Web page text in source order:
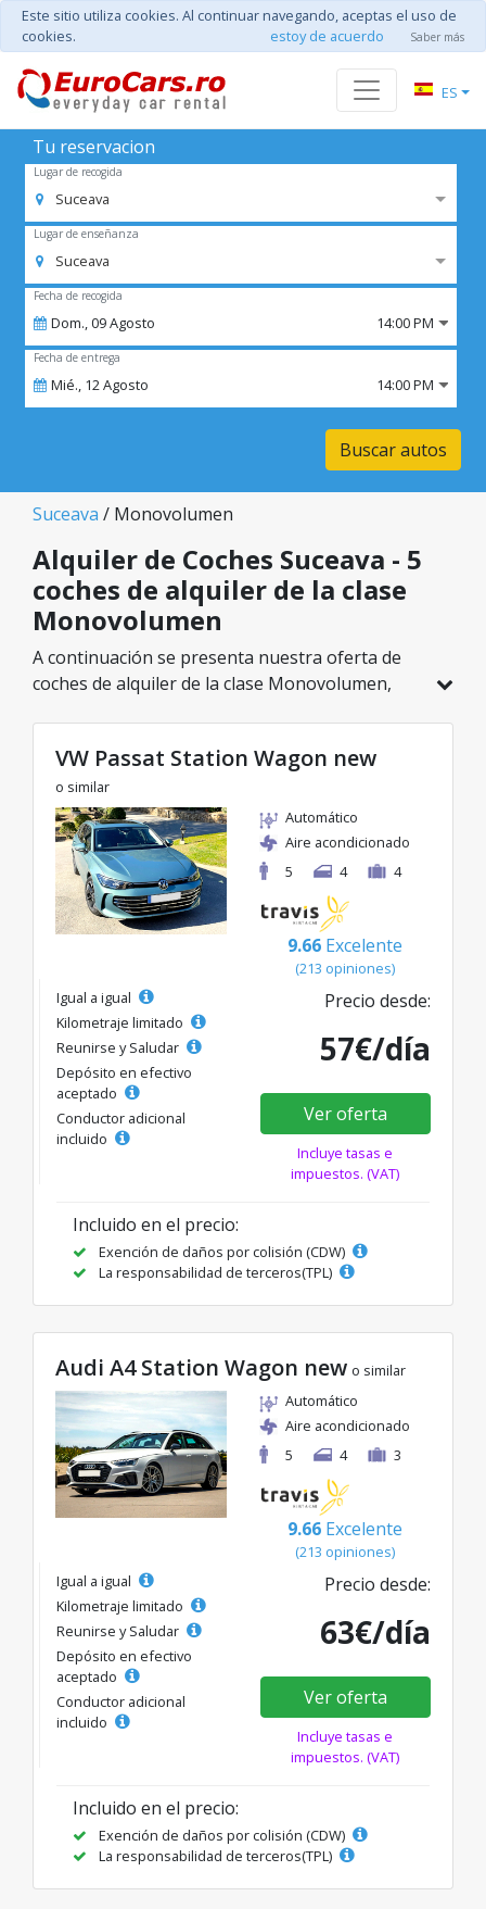
Este sitio utiliza cookies. Al continuar navegando, aceptas el uso de
cookies.
estoy de acuerdo Saber más
ES
Tu reservacion
Lugar de recogida
Suceava
Lugar de enseñanza
Suceava
Fecha de recogida
Dom.,09Agosto 14:00 PM
Fecha de entrega
Mié., 12Agosto 14:00 PM
Buscar autos
Suceava / Monovolumen
Alquiler de Coches Suceava - 5
coches de alquiler de la clase
Monovolumen
A continuación se presenta nuestra oferta de
coches de alquiler de la clase Monovolumen,
modelo ideal de la categoría seleccionada, con
tarifas excelentes desde solo 26€/día.
VW Passat Station Wagon new
o similar
Automático
Aire acondicionado
5
4 4
9.66 Excelente
(213 opiniones)
Igual a igual
Kilometraje limitado
Reunirse y Saludar
Depósito en efectivo
aceptado
Conductor adicional
incluido
Precio desde:
57€/día
Ver oferta
Incluye tasas e
impuestos. (VAT)
Incluido en el precio:
Exención de daños por colisión (CDW)
La responsabilidad de terceros(TPL)
Audi A4 Station Wagon new o similar
Automático
Aire acondicionado
5
4 3
9.66 Excelente
(213 opiniones)
Igual a igual
Kilometraje limitado
Reunirse y Saludar
Depósito en efectivo
aceptado
Conductor adicional
incluido
Precio desde:
63€/día
Ver oferta
Incluye tasas e
impuestos. (VAT)
Incluido en el precio:
Exención de daños por colisión (CDW)
La responsabilidad de terceros(TPL)